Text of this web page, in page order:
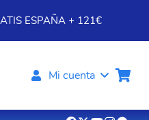
ESPAÑA + 121€
Mi cuenta